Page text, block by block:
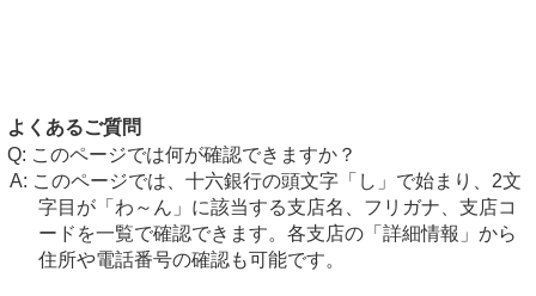
よくあるご質問
このページでは何が確認できますか？
このページでは、十六銀行の頭文字「し」で始まり、2文
字目が「わ～ん」に該当する支店名、フリガナ、支店コ
ードを一覧で確認できます。各支店の「詳細情報」から
住所や電話番号の確認も可能です。